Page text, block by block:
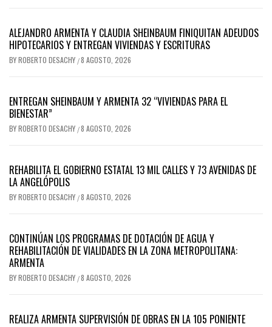
ALEJANDRO ARMENTA Y CLAUDIA SHEINBAUM FINIQUITAN ADEUDOS
HIPOTECARIOS Y ENTREGAN VIVIENDAS Y ESCRITURAS
BYROBERTO DESACHY /8 AGOSTO, 2026
ENTREGAN SHEINBAUM Y ARMENTA 32 “VIVIENDAS PARA EL
BIENESTAR”
BYROBERTO DESACHY /8 AGOSTO, 2026
REHABILITA EL GOBIERNO ESTATAL 13 MIL CALLES Y 73 AVENIDAS DE
LA ANGELÓPOLIS
BYROBERTO DESACHY /8 AGOSTO, 2026
CONTINÚAN LOS PROGRAMAS DE DOTACIÓN DE AGUA Y
REHABILITACIÓN DE VIALIDADES EN LA ZONA METROPOLITANA:
ARMENTA
BYROBERTO DESACHY /8 AGOSTO, 2026
REALIZA ARMENTA SUPERVISIÓN DE OBRAS EN LA 105 PONIENTE